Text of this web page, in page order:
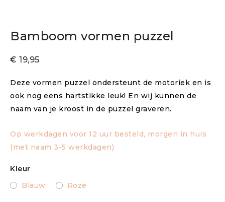
Bamboom vormen puzzel
€ 19,95
Deze vormen puzzel ondersteunt de motoriek en is
ook nog eens hartstikke leuk! En wij kunnen de
naam van je kroost in de puzzel graveren.
Op werkdagen voor 12 uur besteld, morgen in huis
(met naam 3-5 werkdagen)
Kleur
Blauw
Roze